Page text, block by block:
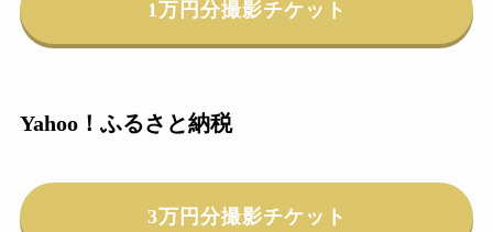
1万円分撮影チケット
Yahoo！ふるさと納税
3万円分撮影チケット